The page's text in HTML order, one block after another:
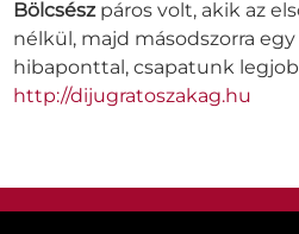
Bölcsészpáros volt, akik az
nélkül, majd másodszorra
hibaponttal, csapatunk
http://dijugratoszakag.hu